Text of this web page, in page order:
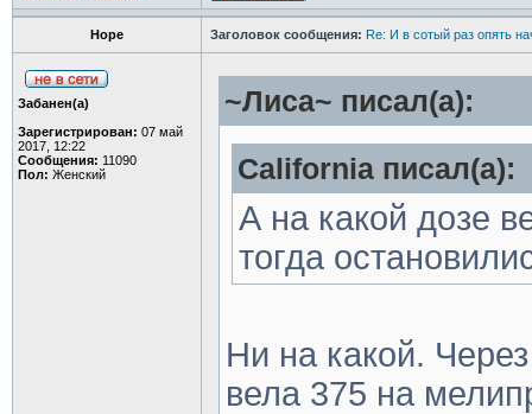
Hope Заголовок сообщения: Re: И в сотый раз опять
Забанен(а)
Зарегистрирован: 07 май
2017, 12:22
Сообщения: 11090
Пол: Женский
~Лиса~ писал(а):
California писал(а):
А на какой дозе
тогда
Ни на какой.
вела 375 на